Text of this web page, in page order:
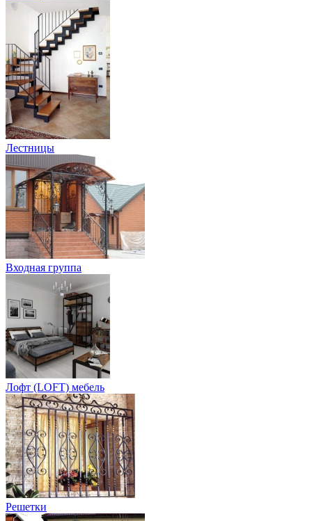
Лестницы
Входная группа
Лофт (LOFT) мебель
Решетки